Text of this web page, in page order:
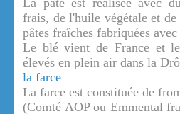
La pâte est réalisée avec
frais, de l'huile végétale et
pâtes fraîches fabriquées
Le blé vient de France et
élevés en plein air dans la
la farce
La farce est constituée de
(Comté AOP ou Emmental